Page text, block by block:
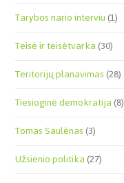
Tarybos nario interviu(1)
Teisė ir teisėtvarka(30)
Teritorijų planavimas(28)
Tiesioginė demokratija(8)
Tomas Saulėnas(3)
Užsienio politika(27)